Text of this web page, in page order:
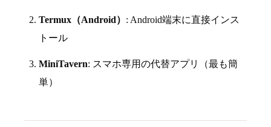
Termux（Android） : Android端末に直接インス
トール
MiniTavern: スマホ専用の代替アプリ（最も簡
単）